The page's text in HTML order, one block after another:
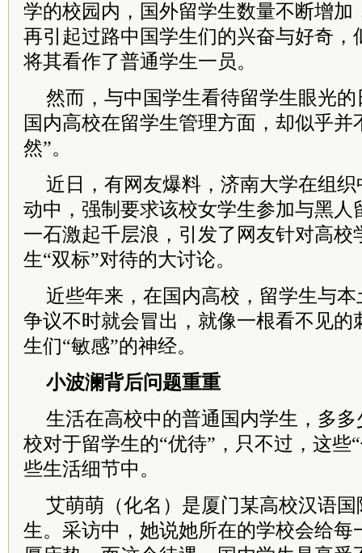
学的校园内，国外留学生数量不断增加
再引起过路中国学生们的兴奋与好奇，
将其看作了普通学生一员。
然而，与中国学生看待留学生眼光
国内高校在留学生管理方面，却似乎并
然”。
近日，有网友爆料，济南大学在组
动中，强制要求该校女学生参加与黑人
一石激起千层浪，引发了网友针对高校
生“双标”对待的大讨论。
近些年来，在国内高校，留学生与
争议不时就会冒出，就像一根看不见的
生们“敏感”的神经。
小波澜背后问题重重
生活在高校中的普通国内学生，多
校对于留学生的“优待”，只不过，这些
些生活细节中。
艾萌萌（化名）是厦门某高校汉语
生。采访中，她说她所在的学校会给每